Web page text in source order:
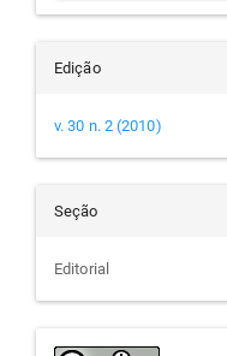
Edição
v. 30 n. 2 (2010)
Seção
Editorial